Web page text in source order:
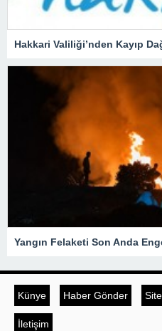
Hakkari Valiliği’nden Kayıp
Yangın Felaketi Son Anda
Künye Haber Gönder
İletişim